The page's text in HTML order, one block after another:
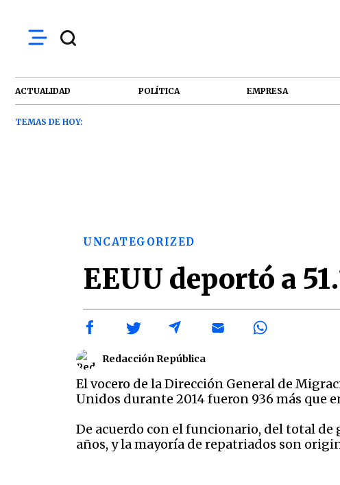
ACTUALIDAD POLÍTICA EMPRESA
TEMAS DE HOY:
UNCATEGORIZED
EEUU deportó a
Redacción República
El vocero de la Dirección General de
Unidos durante 2014 fueron 936 más que
De acuerdo con el funcionario, del total de
años, y la mayoría de repatriados son